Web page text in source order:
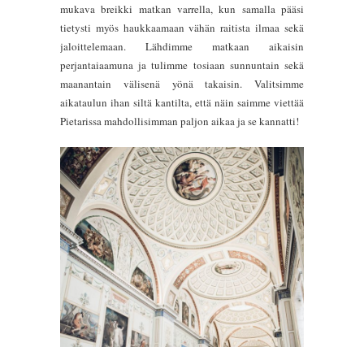
mukava breikki matkan varrella, kun samalla pääsi
tietysti myös haukkaamaan vähän raitista ilmaa sekä
jaloittelemaan. Lähdimme matkaan aikaisin
perjantaiaamuna ja tulimme tosiaan sunnuntain sekä
maanantain välisenä yönä takaisin. Valitsimme
aikataulun ihan siltä kantilta, että näin saimme viettää
Pietarissa mahdollisimman paljon aikaa ja se kannatti!